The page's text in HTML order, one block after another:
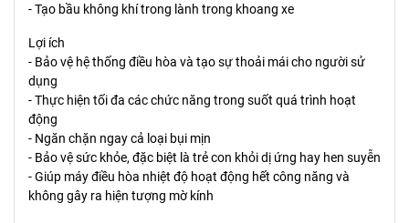
- Tạo bầu không khí trong lành trong khoang xe
Lợi ích
- Bảo vệ hệ thống điều hòa và tạo sự thoải mái cho người sử
dụng
- Thực hiện tối đa các chức năng trong suốt quá trình hoạt
động
- Ngăn chặn ngay cả loại bụi mịn
- Bảo vệ sức khỏe, đặc biệt là trẻ con khỏi dị ứng hay hen suyễn
- Giúp máy điều hòa nhiệt độ hoạt động hết công năng và
không gây ra hiện tượng mờ kính